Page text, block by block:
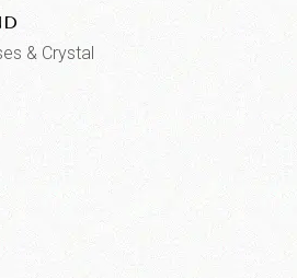
& Crystal